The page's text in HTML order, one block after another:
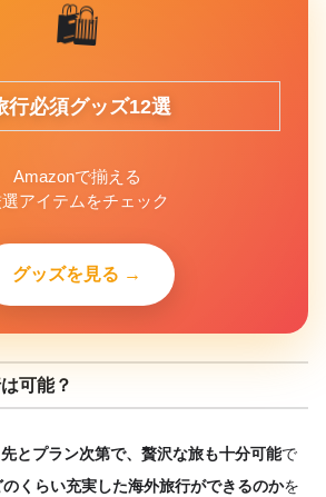
🛍️
行必須グッズ12選
Amazonで揃える
アイテムをチェック
グッズを見る →
可能？
とプラン次第で、贅沢な旅も十分可能で
くらい充実した海外旅行ができるのかを